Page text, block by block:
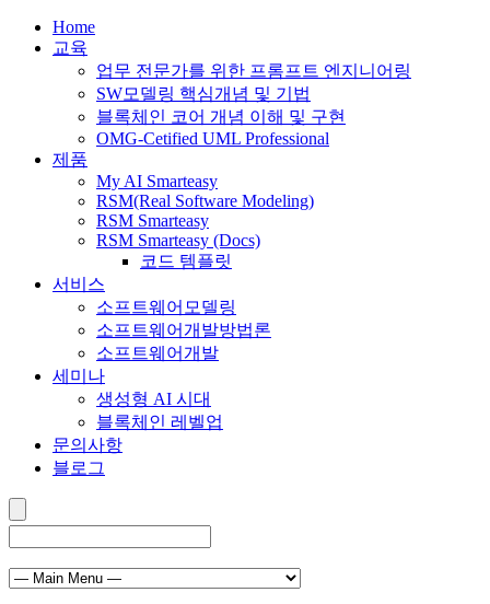
Home
교육
업무 전문가를 위한 프롬프트 엔지니어링
SW모델링 핵심개념 및 기법
블록체인 코어 개념 이해 및 구현
OMG-Cetified UML Professional
제품
My AI Smarteasy
RSM(Real Software Modeling)
RSM Smarteasy
RSM Smarteasy (Docs)
코드 템플릿
서비스
소프트웨어모델링
소프트웨어개발방법론
소프트웨어개발
세미나
생성형 AI 시대
블록체인 레벨업
문의사항
블로그